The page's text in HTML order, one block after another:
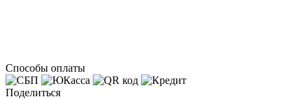
Способы оплаты
Поделиться